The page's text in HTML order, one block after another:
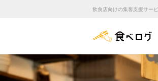
飲食店向けの集客支援サー